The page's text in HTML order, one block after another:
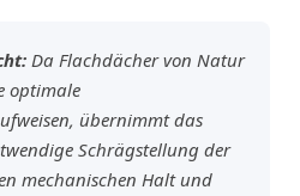
Da Flachdächer von Natur
optimale
übernimmt das
Schrägstellung der
mechanischen Halt und